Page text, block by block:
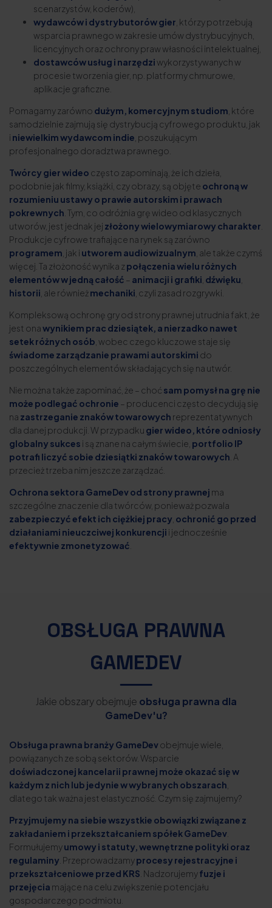
scenarzystów, koderów),
wydawców i dystrybutorów gier , którzy potrzebują
wsparcia prawnego w zakresie umów dystrybucyjnych,
licencyjnych oraz ochrony praw własności intelektualnej,
dostawców usług i narzędziwykorzystywanych w
procesie tworzenia gier, np. platformy chmurowe,
aplikacje graficzne.
Pomagamy zarówno dużym, komercyjnym studiom , które
samodzielnie zajmują się dystrybucją cyfrowego produktu, jak
i niewielkim wydawcom indie , poszukującym
profesjonalnego doradztwa prawnego.
Twórcy gier wideo często zapominają, że ich dzieła,
podobnie jak filmy, książki, czy obrazy, są objęte ochroną w
rozumieniu ustawy o prawie autorskim i prawach
pokrewnych . Tym, co odróżnia grę wideo od klasycznych
utworów, jest jednak jej złożony wielowymiarowy charakter
Produkcje cyfrowe trafiające na rynek są zarówno
programem , jak i utworem audiowizualnym , ale także czymś
więcej. Ta złożoność wynika z połączenia wielu różnych
elementów w jedną całość – animacji i grafiki dźwięku
historii , ale równieżmechaniki , czyli zasad rozgrywki.
Kompleksową ochronę gry od strony prawnej utrudnia fakt, że
jest onawynikiem prac dziesiątek, a nierzadko nawet
setek różnych osób , wobec czego kluczowe staje się
świadome zarządzanie prawami autorskimi do
poszczególnych elementów składających się na utwór.
Nie można także zapominać, że – choć sam pomysł na grę nie
może podlegać ochronie – producenci często decydują się
na zastrzeganie znaków towarowych reprezentatywnych
dla danej produkcji. W przypadku gier wideo, które odniosły
globalny sukces i są znane na całym świecie, portfolio IP
potrafi liczyć sobie dziesiątki znaków towarowych . A
przecież trzeba nim jeszcze zarządzać.
Ochrona sektora GameDev od strony prawnej ma
szczególne znaczenie dla twórców, ponieważ pozwala
zabezpieczyć efekt ich ciężkiej pracy ochronić go przed
działaniami nieuczciwej konkurencji i jednocześnie
efektywnie zmonetyzować
OBSŁUGA PRAWNA
GAMEDEV
Jakie obszary obejmuje obsługa prawna dla
GameDev'u?
Obsługa prawna branży GameDevobejmuje wiele,
powiązanych ze sobą sektorów. Wsparcie
doświadczonej kancelarii prawnej może okazać się w
każdym z nich lub jedynie w wybranych obszarach
dlatego tak ważna jest elastyczność. Czym się zajmujemy?
Przyjmujemy na siebie wszystkie obowiązki związane z
zakładaniem i przekształcaniem spółek GameDev
Formułujemyumowy i statuty, wewnętrzne polityki oraz
regulaminy . Przeprowadzamyprocesy rejestracyjne i
przekształceniowe przed KRS . Nadzorujemyfuzje i
przejęcia mające na celu zwiększenie potencjału
gospodarczego podmiotu.